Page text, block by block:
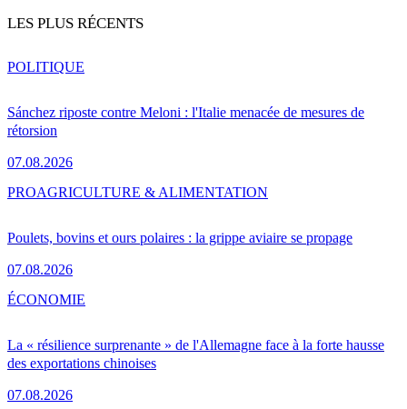
LES PLUS RÉCENTS
Sánchez riposte contre Meloni : l'Italie menacée de mesures de
rétorsion
07.08.2026
POLITIQUE
Poulets, bovins et ours polaires : la grippe aviaire se propage
07.08.2026
PROAGRICULTURE & ALIMENTATION
La « résilience surprenante » de l'Allemagne face à la forte hausse
des exportations chinoises
07.08.2026
ÉCONOMIE